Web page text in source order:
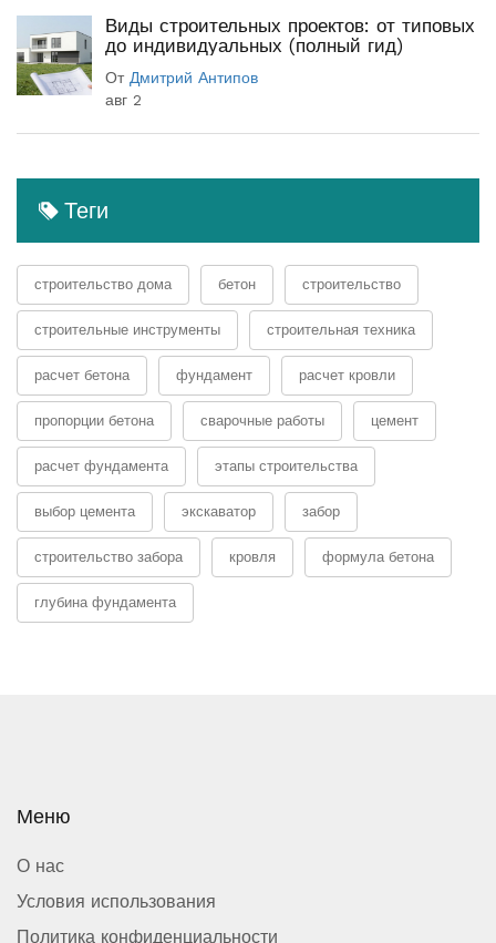
Виды строительных проектов: от типовых
до индивидуальных (полный гид)
От Дмитрий Антипов
авг 2
Теги
строительство дома бетон строительство
строительные инструменты строительная техника
расчет бетона фундамент расчет кровли
пропорции бетона сварочные работы цемент
расчет фундамента этапы строительства
выбор цемента экскаватор забор
строительство забора кровля формула бетона
глубина фундамента
Меню
О нас
Условия использования
Политика конфиденциальности